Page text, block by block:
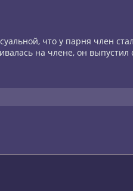
что у парня член
на члене, он